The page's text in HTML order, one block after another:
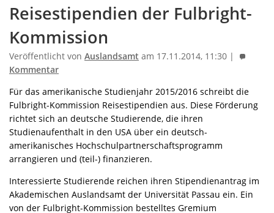
Reisestipendien der Fulbright-
Kommission
Veröffentlicht von Auslandsamt am 17.11.2014, 11:30 |
Kommentar
Für das amerikanische Studienjahr 2015/2016 schreibt die
Fulbright-Kommission Reisestipendien aus. Diese Förderung
richtet sich an deutsche Studierende, die ihren
Studienaufenthalt in den USA über ein deutsch-
amerikanisches Hochschulpartnerschaftsprogramm
arrangieren und (teil-) finanzieren.
Interessierte Studierende reichen ihren Stipendienantrag im
Akademischen Auslandsamt der Universität Passau ein. Ein
von der Fulbright-Kommission bestelltes Gremium